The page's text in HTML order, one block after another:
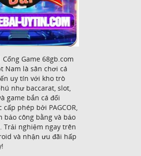
Cổng Game 68gb.com
Nam là sân chơi cá
uy tín với kho trò
như baccarat, slot,
game bắn cá đổi
phép bởi PAGCOR,
bảo công bằng và bảo
Trải nghiệm ngay trên
và nhận ưu đãi hấp